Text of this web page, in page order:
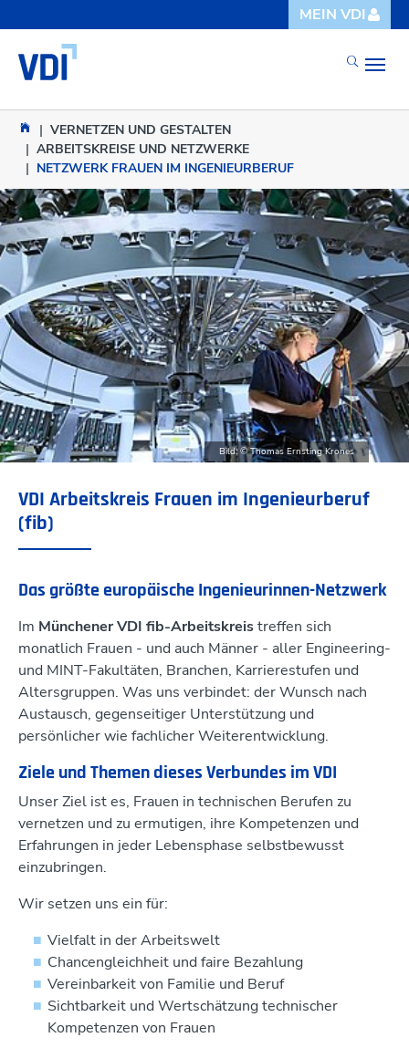
MEIN VDI
You are here:
VERNETZEN UND GESTALTEN
ARBEITSKREISE UND NETZWERKE
NETZWERK FRAUEN IM INGENIEURBERUF
Bild: © Thomas Ernsting Krones
VDI Arbeitskreis Frauen im Ingenieurberuf
(fib)
Das größte europäische Ingenieurinnen-Netzwerk
Im Münchener VDI fib-Arbeitskreistreffen sich
monatlich Frauen - und auch Männer - aller Engineering-
und MINT-Fakultäten, Branchen, Karrierestufen und
Altersgruppen. Was uns verbindet: der Wunsch nach
Austausch, gegenseitiger Unterstützung und
persönlicher wie fachlicher Weiterentwicklung.
Ziele und Themen dieses Verbundes im VDI
Unser Ziel ist es, Frauen in technischen Berufen zu
vernetzen und zu ermutigen, ihre Kompetenzen und
Erfahrungen in jeder Lebensphase selbstbewusst
einzubringen.
Wir setzen uns ein für:
Vielfalt in der Arbeitswelt
Chancengleichheit und faire Bezahlung
Vereinbarkeit von Familie und Beruf
Sichtbarkeit und Wertschätzung technischer
Kompetenzen von Frauen